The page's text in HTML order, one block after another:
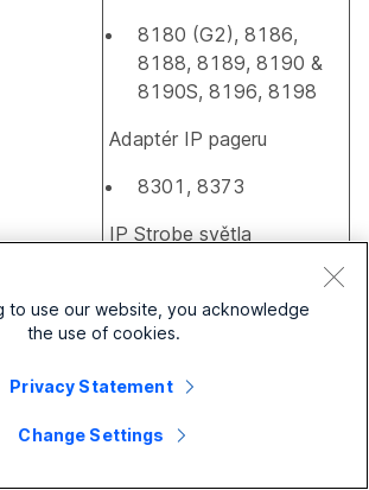
8180 (G2), 8186,
8188, 8189, 8190 &
8190S, 8196, 8198
Adaptér IP pageru
8301, 8373
IP Strobe světla
IP telefony/interkomy
8028 (G2), 8063,
Řadiče IP
to use our website, you acknowledge
the use of cookies.
Privacy Statement
Change Settings